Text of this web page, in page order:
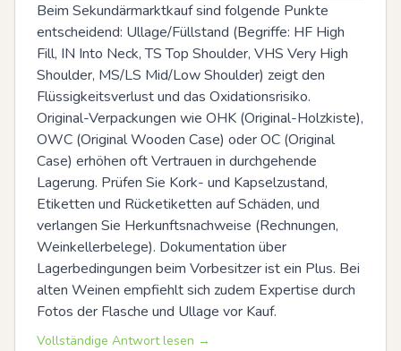
Beim Sekundärmarktkauf sind folgende Punkte
entscheidend: Ullage/Füllstand (Begriffe: HF High
Fill, IN Into Neck, TS Top Shoulder, VHS Very High
Shoulder, MS/LS Mid/Low Shoulder) zeigt den
Flüssigkeitsverlust und das Oxidationsrisiko.
Original-Verpackungen wie OHK (Original-Holzkiste),
OWC (Original Wooden Case) oder OC (Original
Case) erhöhen oft Vertrauen in durchgehende
Lagerung. Prüfen Sie Kork- und Kapselzustand,
Etiketten und Rücketiketten auf Schäden, und
verlangen Sie Herkunftsnachweise (Rechnungen,
Weinkellerbelege). Dokumentation über
Lagerbedingungen beim Vorbesitzer ist ein Plus. Bei
alten Weinen empfiehlt sich zudem Expertise durch
Fotos der Flasche und Ullage vor Kauf.
Vollständige Antwort lesen →